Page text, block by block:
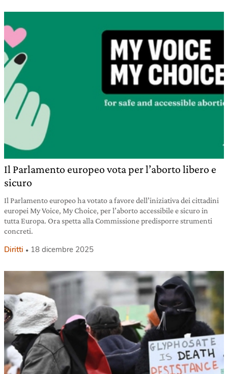
Il Parlamento europeo vota per l’aborto libero e
sicuro
Il Parlamento europeo ha votato a favore dell’iniziativa dei cittadini
europei My Voice, My Choice, per l’aborto accessibile e sicuro in
tutta Europa. Ora spetta alla Commissione predisporre strumenti
concreti.
Diritti 18 dicembre 2025